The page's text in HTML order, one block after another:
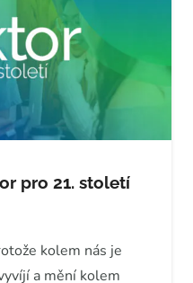
pro 21. století
kolem nás je
a mění kolem